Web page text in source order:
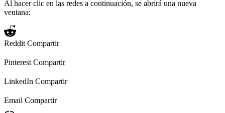
Al hacer clic en las redes a continuación, se abrirá una nueva
ventana:
Reddit Compartir
Pinterest Compartir
LinkedIn Compartir
Email Compartir